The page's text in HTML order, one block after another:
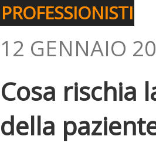
PROFESSIONISTI
12 GENNAIO
Cosa rischia
della